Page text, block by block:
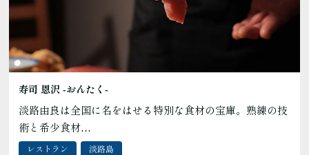
寿司 恩沢 ‐おんたく‐
淡路由良は全国に名をはせる特別な食材の宝庫。熟練の技
術と希少食材…
レストラン 淡路島